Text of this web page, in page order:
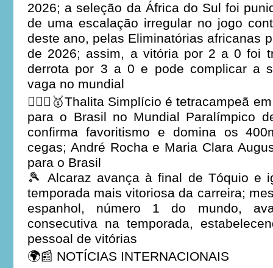
2026; a seleção da África do Sul foi
de uma escalação irregular no jogo
deste ano, pelas Eliminatórias africanas
de 2026; assim, a vitória por 2 a 0 foi
derrota por 3 a 0 e pode complicar a
vaga no mundial
🏃🏻‍♀️🥇Thalita Simplício é tetracampeã
para o Brasil no Mundial Paralímpico
confirma favoritismo e domina os
cegas; André Rocha e Maria Clara
para o Brasil
🎾 Alcaraz avança à final de Tóquio e
temporada mais vitoriosa da carreira;
espanhol, número 1 do mundo,
consecutiva na temporada,
pessoal de vitórias
🌍📰 NOTÍCIAS INTERNACIONAIS